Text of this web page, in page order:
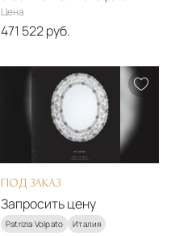
Цена
471 522 руб.
Стекло, металл
Подробнее
В корзину
ПОД ЗАКАЗ
Запросить цену
Patrizia Volpato Италия